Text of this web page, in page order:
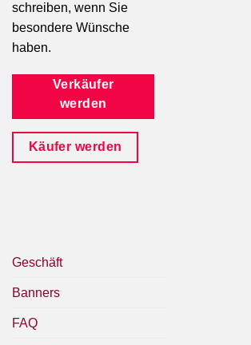
schreiben, wenn Sie
besondere Wünsche
haben.
Verkäufer
werden
Käufer werden
Geschäft
Banners
FAQ